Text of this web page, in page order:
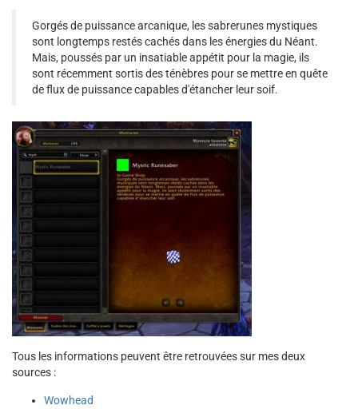
Gorgés de puissance arcanique, les sabrerunes mystiques
sont longtemps restés cachés dans les énergies du Néant.
Mais, poussés par un insatiable appétit pour la magie, ils
sont récemment sortis des ténèbres pour se mettre en quête
de flux de puissance capables d'étancher leur soif.
Tous les informations peuvent être retrouvées sur mes deux
sources :
Wowhead